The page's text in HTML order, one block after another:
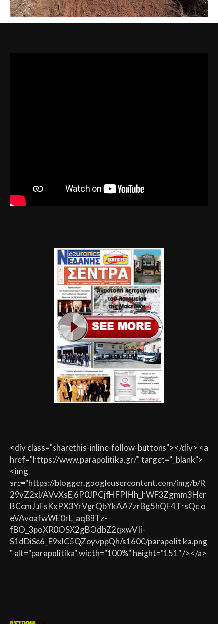
<div class="sharethis-inline-follow-buttons"></div> <a
href="https://www.parapolitika.gr/" target="_blank">
<img
src="https://blogger.googleusercontent.com/img/b/R
29vZ2xl/AVvXsEj6P0JPCjfHFPIHh_hWF3Zgmm3Her
BCcmJuFsKxPX3YrVgrQbYkAA7zrBg5hQF4TrsQcio
eVAvoafwWE0rL_aq88Tz-
fBO_3poXR0OSX2gBOdbZ2qxwVIi-
S1dDiSc6_E9xlC5QZoyvppQh/s1600/parapolitika.png
" alt="parapolitika" width="100%" height="151" /></a>